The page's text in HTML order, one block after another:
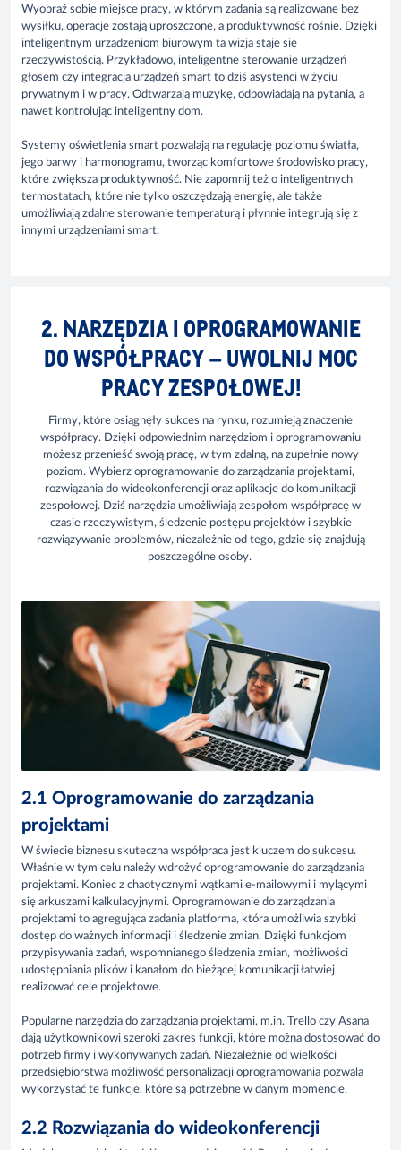
Wyobraź sobie miejsce pracy, w którym zadania są realizowane bez
wysiłku, operacje zostają uproszczone, a produktywność rośnie. Dzięki
inteligentnym urządzeniom biurowym ta wizja staje się
rzeczywistością. Przykładowo, inteligentne sterowanie urządzeń
głosem czy integracja urządzeń smart to dziś asystenci w życiu
prywatnym i w pracy. Odtwarzają muzykę, odpowiadają na pytania, a
nawet kontrolując inteligentny dom.
Systemy oświetlenia smart pozwalają na regulację poziomu światła,
jego barwy i harmonogramu, tworząc komfortowe środowisko pracy,
które zwiększa produktywność. Nie zapomnij też o inteligentnych
termostatach, które nie tylko oszczędzają energię, ale także
umożliwiają zdalne sterowanie temperaturą i płynnie integrują się z
innymi urządzeniami smart.
2. NARZĘDZIA I OPROGRAMOWANIE
DO WSPÓŁPRACY – UWOLNIJ MOC
PRACY ZESPOŁOWEJ!
Firmy, które osiągnęły sukces na rynku, rozumieją znaczenie
współpracy. Dzięki odpowiednim narzędziom i oprogramowaniu
możesz przenieść swoją pracę, w tym zdalną, na zupełnie nowy
poziom. Wybierz oprogramowanie do zarządzania projektami,
rozwiązania do wideokonferencji oraz aplikacje do komunikacji
zespołowej. Dziś narzędzia umożliwiają zespołom współpracę w
czasie rzeczywistym, śledzenie postępu projektów i szybkie
rozwiązywanie problemów, niezależnie od tego, gdzie się znajdują
poszczególne osoby.
2.1 Oprogramowanie do zarządzania
projektami
W świecie biznesu skuteczna współpraca jest kluczem do sukcesu.
Właśnie w tym celu należy wdrożyć oprogramowanie do zarządzania
projektami. Koniec z chaotycznymi wątkami e-mailowymi i mylącymi
się arkuszami kalkulacyjnymi. Oprogramowanie do zarządzania
projektami to agregująca zadania platforma, która umożliwia szybki
dostęp do ważnych informacji i śledzenie zmian. Dzięki funkcjom
przypisywania zadań, wspomnianego śledzenia zmian, możliwości
udostępniania plików i kanałom do bieżącej komunikacji łatwiej
realizować cele projektowe.
Popularne narzędzia do zarządzania projektami, m.in. Trello czy Asana
dają użytkownikowi szeroki zakres funkcji, które można dostosować do
potrzeb firmy i wykonywanych zadań. Niezależnie od wielkości
przedsiębiorstwa możliwość personalizacji oprogramowania pozwala
wykorzystać te funkcje, które są potrzebne w danym momencie.
2.2 Rozwiązania do wideokonferencji